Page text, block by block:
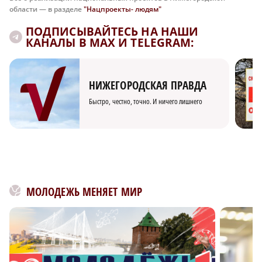
области — в разделе"Нацпроекты- людям"
ПОДПИСЫВАЙТЕСЬ НА НАШИ
КАНАЛЫ В MAX И TELEGRAM:
НИЖЕГОРОДСКАЯ ПРАВДА
Быстро, честно, точно. И ничего лишнего
МОЛОДЕЖЬ МЕНЯЕТ МИР